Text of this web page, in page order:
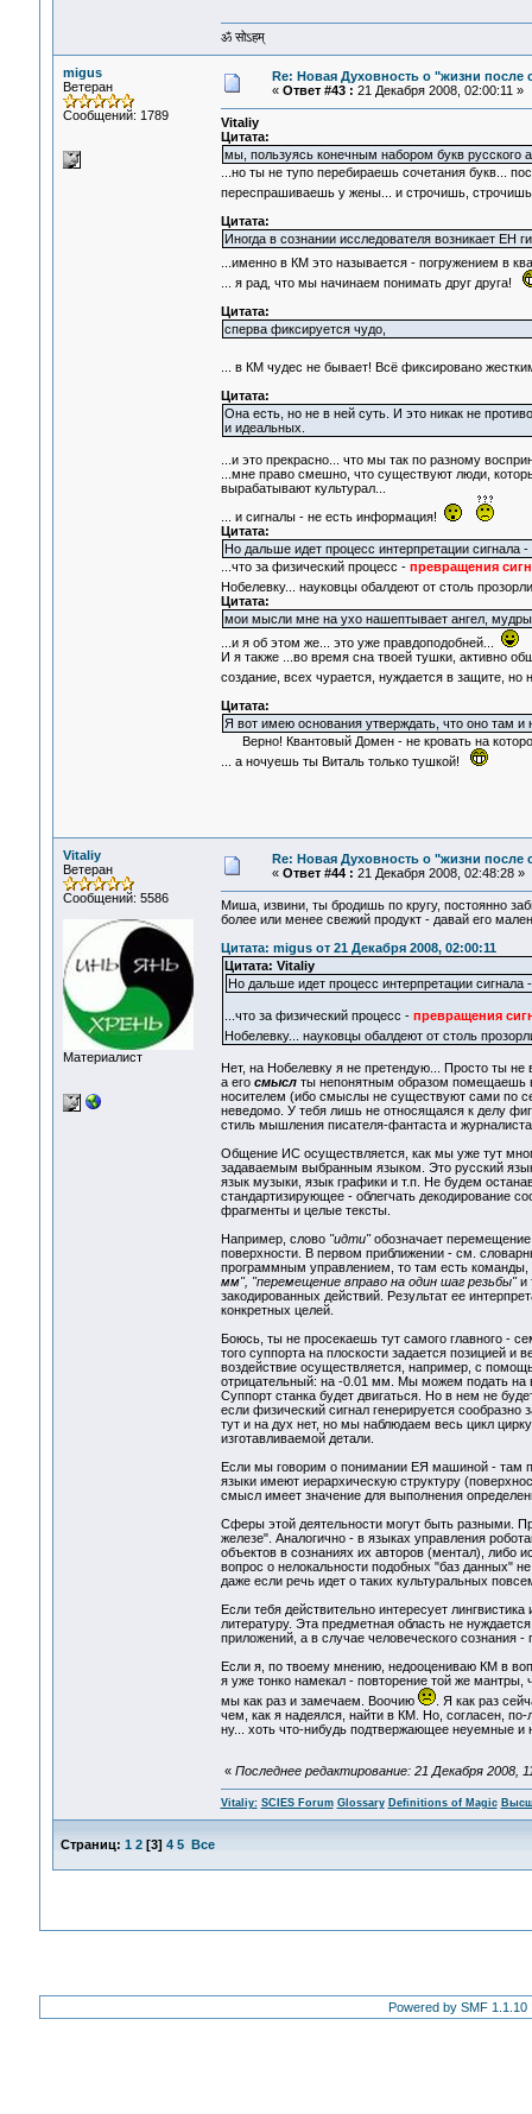
ॐ सोऽहम्
migus
Ветеран
Сообщений: 1789
Re: Новая Духовность о "жизни после
« Ответ #43 : 21 Декабря 2008, 02:00:11 »
Vitaliy
Цитата:
мы, пользуясь конечным набором букв русского
...но ты не тупо перебираешь сочетания букв...
переспрашиваешь у жены... и строчишь,
Цитата:
Иногда в сознании исследователя возникает ЕН
...именно в КМ это называется - погружением в
... я рад, что мы начинаем понимать друг друга!
Цитата:
сперва фиксируется чудо,
... в КМ чудес не бывает! Всё фиксировано
Цитата:
Она есть, но не в ней суть. И это никак не
и идеальных.
...и это прекрасно... что мы так по разному
...мне право смешно, что существуют люди,
вырабатывают культурал...
... и сигналы - не есть информация!
Цитата:
Но дальше идет процесс интерпретации
...что за физический процесс - превращения
Нобелевку... науковцы обалдеют от столь
Цитата:
мои мысли мне на ухо нашептывает ангел,
...и я об этом же... это уже правдоподобней...
И я также ...во время сна твоей тушки, активно
создание, всех чурается, нуждается в защите,
Цитата:
Я вот имею основания утверждать, что оно там и
Верно! Квантовый Домен - не кровать на
... а ночуешь ты Виталь только тушкой!
Vitaliy
Ветеран
Сообщений: 5586
Материалист
Re: Новая Духовность о "жизни после
« Ответ #44 : 21 Декабря 2008, 02:48:28 »
Миша, извини, ты бродишь по кругу, постоянно
более или менее свежий продукт - давай его
Цитата: migus от 21 Декабря 2008, 02:00:11
Цитата: Vitaliy
Но дальше идет процесс интерпретации
...что за физический процесс - превращения
Нобелевку... науковцы обалдеют от столь
Нет, на Нобелевку я не претендую... Просто ты
а его смыслты непонятным образом помещаешь в
носителем (ибо смыслы не существуют сами по
неведомо. У тебя лишь не относящаяся к делу
стиль мышления писателя-фантаста и
Общение ИС осуществляется, как мы уже тут
задаваемым выбранным языком. Это русский
язык музыки, язык графики и т.п. Не будем
стандартизирующее - облегчать декодирование
фрагменты и целые тексты.
Например, слово "идти"обозначает перемещение
поверхности. В первом приближении - см.
программным управлением, то там есть
мм", "перемещение вправо на один шаг резьбы"и
закодированных действий. Результат ее
конкретных целей.
Боюсь, ты не просекаешь тут самого главного -
того суппорта на плоскости задается позицией
воздействие осуществляется, например, с
отрицательный: на -0.01 мм. Мы можем подать на
Суппорт станка будет двигаться. Но в нем не
если физический сигнал генерируется сообразно
тут и на дух нет, но мы наблюдаем весь цикл
изготавливаемой детали.
Если мы говорим о понимании ЕЯ машиной - там
языки имеют иерархическую структуру
смысл имеет значение для выполнения
Сферы этой деятельности могут быть разными.
железе". Аналогично - в языках управления
объектов в сознаниях их авторов (ментал), либо
вопрос о нелокальности подобных "баз данных"
даже если речь идет о таких культуральных
Если тебя действительно интересует
литературу. Эта предметная область не
приложений, а в случае человеческого сознания -
Если я, по твоему мнению, недооцениваю КМ в
я уже тонко намекал - повторение той же мантры,
мы как раз и замечаем. Воочию
. Я как раз
чем, как я надеялся, найти в КМ. Но, согласен,
ну... хоть что-нибудь подтвержающее неуемные и
« Последнее редактирование: 21 Декабря 2008,
Vitaliy: SCIES Forum Glossary Definitions of Magic
Страниц: 1 2[3] 4 5 Все
Powered by SMF 1.1.10